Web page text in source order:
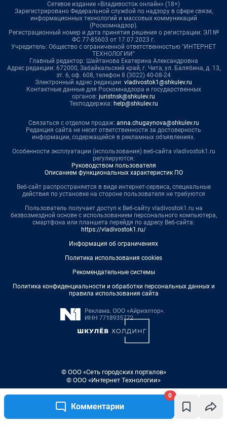
Комментарии
0
Сетевое издание «Владивосток онлайн» (18+)
Зарегистрировано Федеральной службой по надзору в сфере связи,
информационных технологий и массовых коммуникаций
(Роскомнадзор).
Регистрационный номер и дата принятия решения о регистрации: ЭЛ №
ФС 77-85603 от 17.07.2023 г.
Учредитель: Общество с ограниченной ответственностью "ИНТЕРНЕТ
ТЕХНОЛОГИИ"
Главный редактор: Шайтанова Екатерина Александровна
Адрес редакции: 672000, Забайкальский край, г. Чита, ул. Балябина, д. 13,
эт. 6, оф. 608, телефон 8 (3022) 40-08-24
Электронный адрес редакции: vladivostok1@shkulev.ru
Контактные данные для Роскомнадзора и государственных
органов: juristnsk@shkulev.ru
Техподдержка: help@shkulev.ru
Связаться с отделом продаж: anna.chugaynova@shkulev.ru
Редакция сайта не несет ответственности за достоверность
информации, содержащейся в рекламных объявлениях.
Особенности эксплуатации (использования) веб-сайта vladivostok1.ru
регулируются:
Руководством пользователя
Описанием функциональных характеристик ПО
Веб-сайт распространяется в виде интернет-сервиса, специальные
действия по установке на стороне пользователя не требуются
Пользователь получает доступ к Веб-сайту vladivostok1.ru на
безвозмездной основе с использованием персонального компьютера,
смартфона или планшета перейдя по адресу Веб-сайта:
https://vladivostok1.ru/
Информация об ограничениях
Политика использования cookies
Рекомендательные системы
Политика конфиденциальности и обработки персональных данных и
правила использования сайта
© ООО «Сеть городских порталов»
© ООО «Интернет Технологии»